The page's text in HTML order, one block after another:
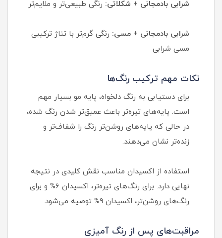
شرابی بادمجانی + شکلاتی: رنگی طبیعی‌تر و ملایم‌تر
شرابی بادمجانی + مسی: رنگی گرم‌تر با تناژ ترکیبی
مسی شرابی
نکات مهم ترکیب رنگ‌ها
برای دستیابی به رنگ دلخواه، پایه مو بسیار مهم
است. پایه‌های تیره‌تر باعث عمیق‌تر شدن رنگ شده،
در حالی که پایه‌های روشن‌تر رنگ را شفاف‌تر و
زنده‌تر نشان می‌دهند.
استفاده از اکسیدان مناسب نقش کلیدی در نتیجه
نهایی دارد. برای رنگ‌های تیره‌تر، اکسیدان 6% و برای
رنگ‌های روشن‌تر، اکسیدان 9% توصیه می‌شود.
مراقبت‌های پس از رنگ آمیزی